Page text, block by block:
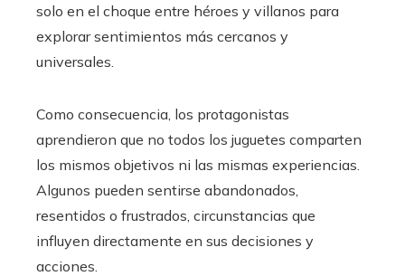
solo en el choque entre héroes y villanos para
explorar sentimientos más cercanos y
universales.
Como consecuencia, los protagonistas
aprendieron que no todos los juguetes comparten
los mismos objetivos ni las mismas experiencias.
Algunos pueden sentirse abandonados,
resentidos o frustrados, circunstancias que
influyen directamente en sus decisiones y
acciones.